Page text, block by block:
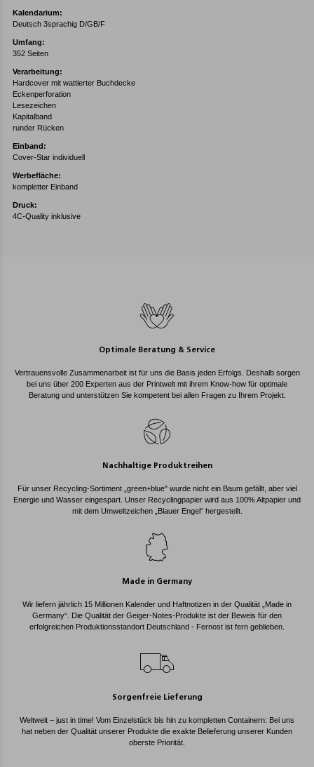
Kalendarium:
Deutsch 3sprachig D/GB/F
Umfang:
352 Seiten
Verarbeitung:
Hardcover mit wattierter Buchdecke
Eckenperforation
Lesezeichen
Kapitalband
runder Rücken
Einband:
Cover-Star individuell
Werbefläche:
kompletter Einband
Druck:
4C-Quality inklusive
Optimale Beratung & Service
Vertrauensvolle Zusammenarbeit ist für uns die Basis jeden Erfolgs. Deshalb sorgen
bei uns über 200 Experten aus der Printwelt mit ihrem Know-how für optimale
Beratung und unterstützen Sie kompetent bei allen Fragen zu Ihrem Projekt.
Nachhaltige Produktreihen
Für unser Recycling-Sortiment „green+blue" wurde nicht ein Baum gefällt, aber viel
Energie und Wasser eingespart. Unser Recyclingpapier wird aus 100% Altpapier und
mit dem Umweltzeichen „Blauer Engel“ hergestellt.
Made in Germany
Wir liefern jährlich 15 Millionen Kalender und Haftnotizen in der Qualität „Made in
Germany“. Die Qualität der Geiger-Notes-Produkte ist der Beweis für den
erfolgreichen Produktionsstandort Deutschland - Fernost ist fern geblieben.
Sorgenfreie Lieferung
Weltweit – just in time! Vom Einzelstück bis hin zu kompletten Containern: Bei uns
hat neben der Qualität unserer Produkte die exakte Belieferung unserer Kunden
oberste Priorität.